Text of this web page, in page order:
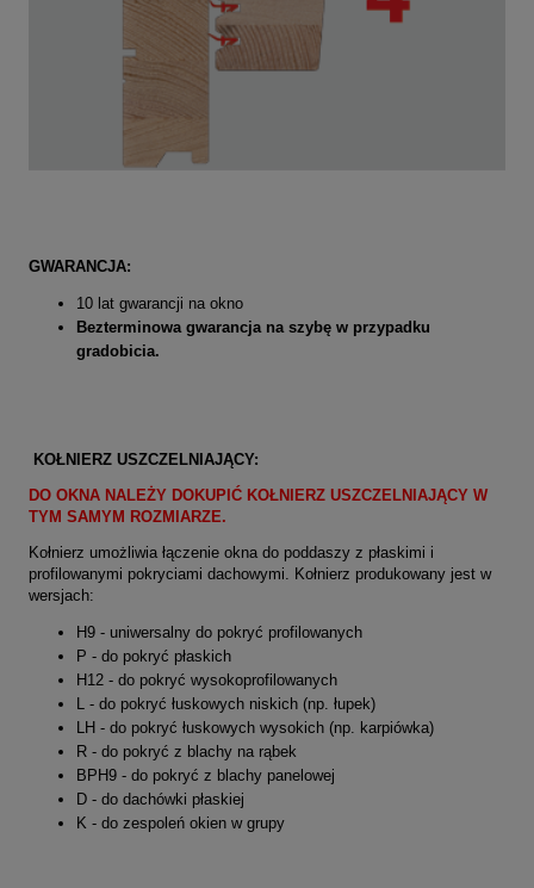
GWARANCJA:
10 lat gwarancji na okno
Bezterminowa gwarancja na szybę w przypadku
gradobicia.
KOŁNIERZ USZCZELNIAJĄCY:
DO OKNA NALEŻY DOKUPIĆ KOŁNIERZ USZCZELNIAJĄCY W
TYM SAMYM ROZMIARZE.
Kołnierz umożliwia łączenie okna do poddaszy z płaskimi i
profilowanymi pokryciami dachowymi. Kołnierz produkowany jest w
wersjach:
H9 - uniwersalny do pokryć profilowanych
P - do pokryć płaskich
H12 - do pokryć wysokoprofilowanych
L - do pokryć łuskowych niskich (np. łupek)
LH - do pokryć łuskowych wysokich (np. karpiówka)
R - do pokryć z blachy na rąbek
BPH9 - do pokryć z blachy panelowej
D - do dachówki płaskiej
K - do zespoleń okien w grupy